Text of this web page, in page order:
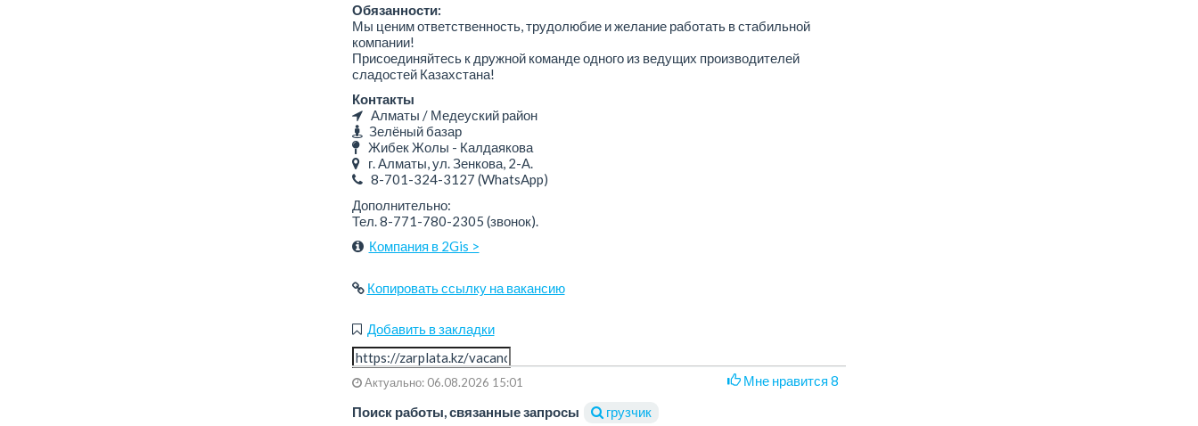
Обязанности:
Мы ценим ответственность, трудолюбие и желание работать в стабильной
компании!
Присоединяйтесь к дружной команде одного из ведущих производителей
сладостей Казахстана!
Контакты
Алматы / Медеуский район
Зелёный базар
Жибек Жолы - Калдаякова
г. Алматы, ул. Зенкова, 2-А.
8-701-324-3127 (WhatsApp)
Дополнительно:
Тел. 8-771-780-2305 (звонок).
Компания в 2Gis >
Копировать ссылку на вакансию
Добавить в закладки
Актуально: 06.08.2026 15:01 Мне нравится8
Поиск работы, связанные запросы
грузчик